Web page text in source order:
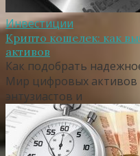
Инвестиции
Крипто кошелек: как
активов
Как подобрать
Мир цифровых
энтузиастов и